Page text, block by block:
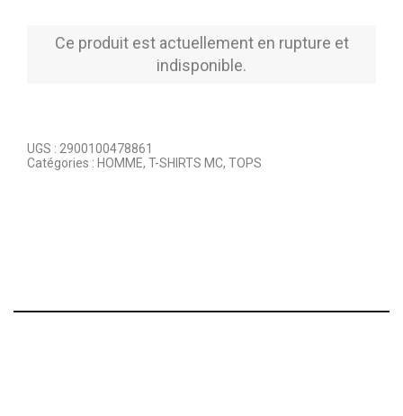
Ce produit est actuellement en rupture et
indisponible.
UGS : 2900100478861
Catégories : HOMME, T-SHIRTS MC, TOPS